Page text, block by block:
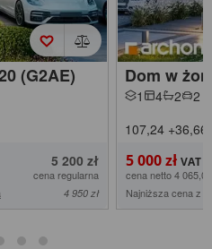
(G2AE)
5 200 zł
cena regularna
4 950 zł
Dom w
1 4 2
2
107,24 +36,66
5 000 zł
cena netto 4
Najniższa cena z